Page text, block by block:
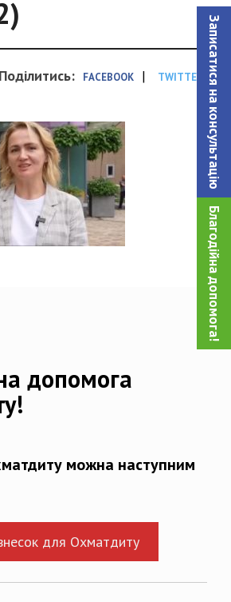
Записатися на консультацiю
Благодійна допомога!
Поділитись: FACEBOOK | TWITTER
допомога
можна наступним
для Охматдиту